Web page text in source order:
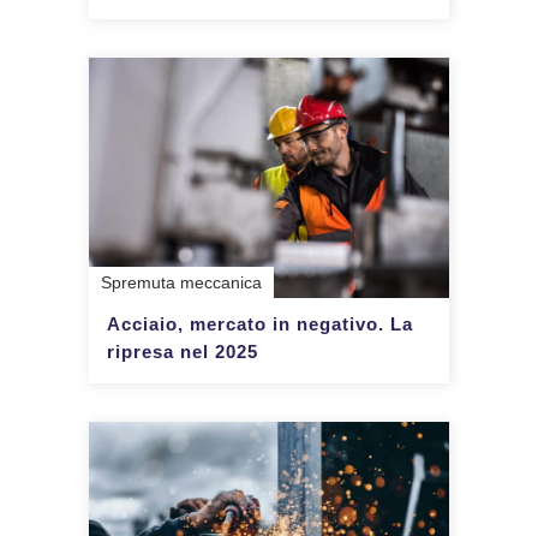
Spremuta meccanica
Acciaio, mercato in negativo. La
ripresa nel 2025